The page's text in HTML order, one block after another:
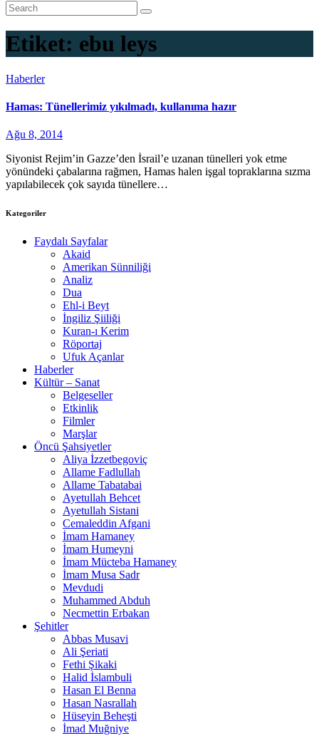
Etiket: ebu leys
Haberler
Hamas: Tünellerimiz yıkılmadı, kullanıma hazır
Ağu 8, 2014
Siyonist Rejim’in Gazze’den İsrail’e uzanan tünelleri yok etme
yönündeki çabalarına rağmen, Hamas halen işgal topraklarına sızma
yapılabilecek çok sayıda tünellere…
Kategoriler
Faydalı Sayfalar
Akaid
Amerikan Sünniliği
Analiz
Dua
Ehl-i Beyt
İngiliz Şiiliği
Kuran-ı Kerim
Röportaj
Ufuk Açanlar
Haberler
Kültür – Sanat
Belgeseller
Etkinlik
Filmler
Marşlar
Öncü Şahsiyetler
Aliya İzzetbegoviç
Allame Fadlullah
Allame Tabatabai
Ayetullah Behcet
Ayetullah Sistani
Cemaleddin Afgani
İmam Hamaney
İmam Humeyni
İmam Mücteba Hamaney
İmam Musa Sadr
Mevdudi
Muhammed Abduh
Necmettin Erbakan
Şehitler
Abbas Musavi
Ali Şeriati
Fethi Şikaki
Halid İslambuli
Hasan El Benna
Hasan Nasrallah
Hüseyin Beheşti
İmad Muğniye